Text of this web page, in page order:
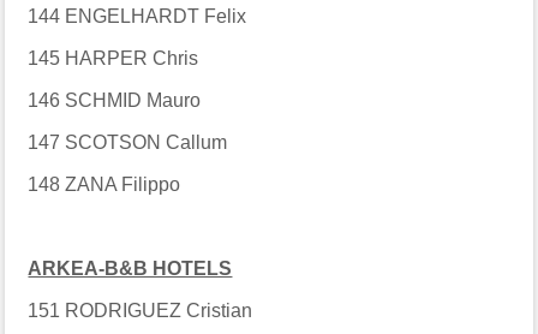
144 ENGELHARDT Felix
145 HARPER Chris
146 SCHMID Mauro
147 SCOTSON Callum
148 ZANA Filippo
ARKEA-B&B HOTELS
151 RODRIGUEZ Cristian